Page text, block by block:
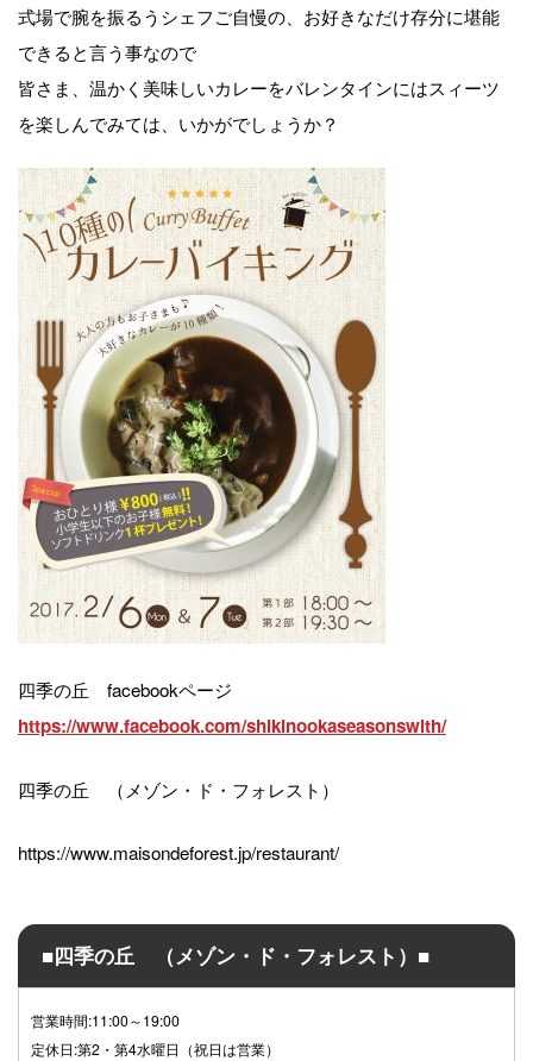
式場で腕を振るうシェフご自慢の、お好きなだけ存分に堪能
できると言う事なので
皆さま、温かく美味しいカレーをバレンタインにはスィーツ
を楽しんでみては、いかがでしょうか？
四季の丘 facebookページ
https://www.facebook.com/shikinookaseasonswith/
四季の丘 （メゾン・ド・フォレスト）
https://www.maisondeforest.jp/restaurant/
■四季の丘 （メゾン・ド・フォレスト）■
営業時間:11:00～19:00
定休日:第2・第4水曜日（祝日は営業）